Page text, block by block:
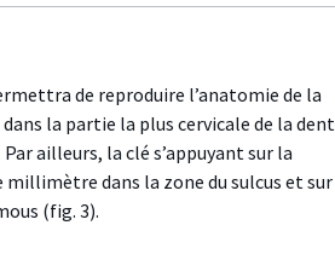
de reproduire l’anatomie de la
la partie la plus cervicale de la dent
ailleurs, la clé s’appuyant sur la
dans la zone du sulcus et sur
(fig. 3).